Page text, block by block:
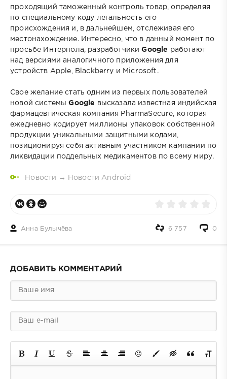
проходящий таможенный контроль товар, определяя
по специальному коду легальность его
происхождения и, в дальнейшем, отслеживая его
местонахождение. Интересно, что в данный момент по
просьбе Интерпола, разработчикиGoogle работают
над версиями аналогичного приложения для
устройств Apple, Blackberry и Microsoft.
Свое желание стать одним из первых пользователей
новой системыGoogle высказала известная индийская
фармацевтическая компания PharmaSecure, которая
ежедневно кодирует миллионы упаковок собственной
продукции уникальными защитными кодами,
позиционируя себя активным участником кампании по
ликвидации поддельных медикаментов по всему миру.
Новости → Новости Android
Анна Булычёва 0
6 757
ДОБАВИТЬ КОММЕНТАРИЙ